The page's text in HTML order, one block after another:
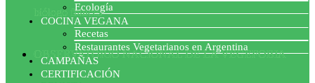
biólogo francés
OBSERVATORIO NACIONAL DE LA VEGEFOBIA
Ecología
COCINA VEGANA
Recetas
Restaurantes Vegetarianos en Argentina
CAMPAÑAS
CERTIFICACIÓN